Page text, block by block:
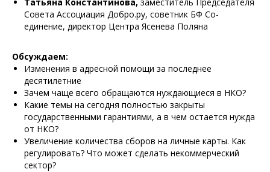
Совета Ассоциация Добро.ру, советник БФ Со-
единение, директор Центра Ясенева Поляна
Обсуждаем:
Изменения в адресной помощи за последнее
десятилетние
Зачем чаще всего обращаются нуждающиеся в НКО?
Какие темы на сегодня полностью закрыты
государственными гарантиями, а в чем остается нужда
от НКО?
Увеличение количества сборов на личные карты. Как
регулировать? Что может сделать некоммерческий
сектор?